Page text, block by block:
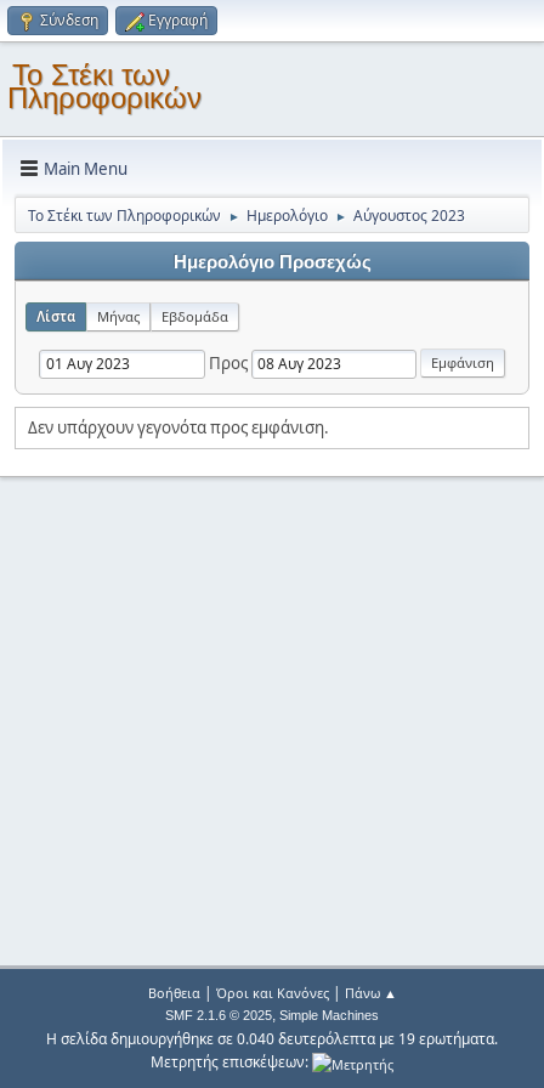
Σύνδεση Εγγραφή
Το Στέκι των
Πληροφορικών
Main Menu
Το Στέκι των Πληροφορικών ► Ημερολόγιο ► Αύγουστος 2023
Ημερολόγιο Προσεχώς
Λίστα Μήνας Εβδομάδα
Προς
Δεν υπάρχουν γεγονότα προς εμφάνιση.
Βοήθεια| Όροι και Κανόνες| Πάνω ▲
SMF 2.1.6 © 2025, Simple Machines
Η σελίδα δημιουργήθηκε σε 0.040 δευτερόλεπτα με 19 ερωτήματα.
Μετρητής επισκέψεων: